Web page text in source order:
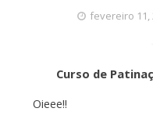
fevereiro 11,
Curso de
Oieee!!